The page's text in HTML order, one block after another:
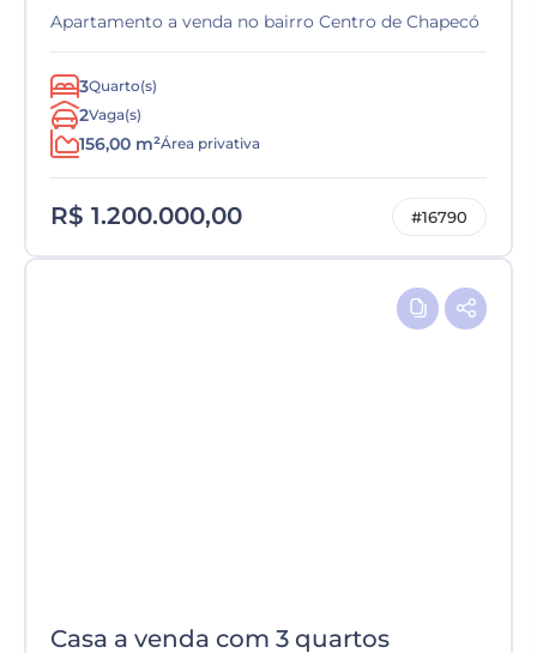
Apartamento a venda no bairro Centro de Chapecó
3Quarto(s)
2Vaga(s)
156,00 m²Área privativa
R$ 1.200.000,00 #16790
Casa a venda com 3 quartos